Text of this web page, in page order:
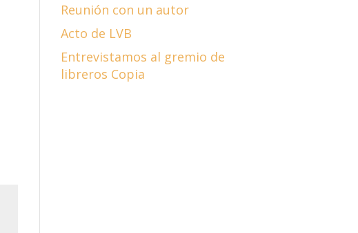
Reunión con un autor
Acto de LVB
Entrevistamos al gremio de
libreros Copia